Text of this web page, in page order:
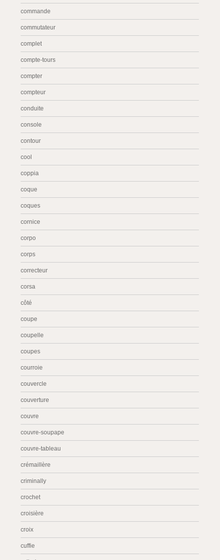
commande
commutateur
complet
compte-tours
compter
compteur
conduite
console
contour
cool
coppia
coque
coques
cornice
corpo
corps
correcteur
corsa
côté
coupe
coupelle
coupes
courroie
couvercle
couverture
couvre
couvre-soupape
couvre-tableau
crémaillère
criminally
crochet
croisière
croix
cuffie